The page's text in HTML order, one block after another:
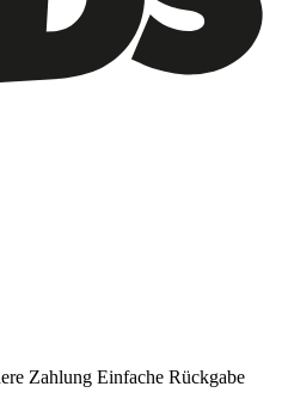
Zahlung Einfache Rückgabe